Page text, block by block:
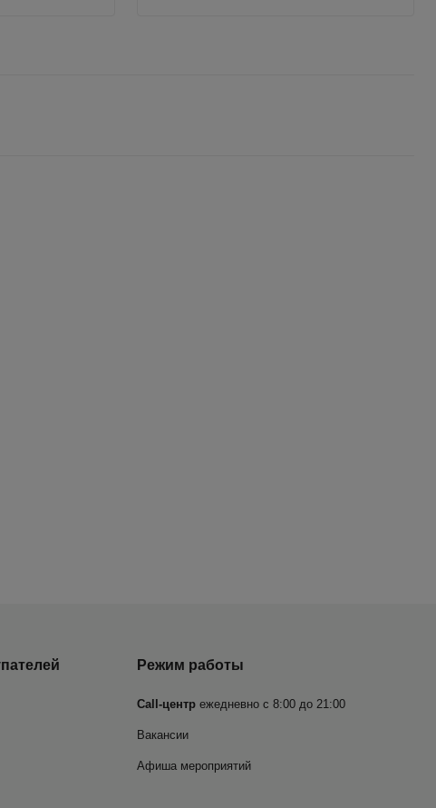
Режим работы
Call-центр ежедневно с 8:00 до 21:00
Вакансии
Афиша мероприятий